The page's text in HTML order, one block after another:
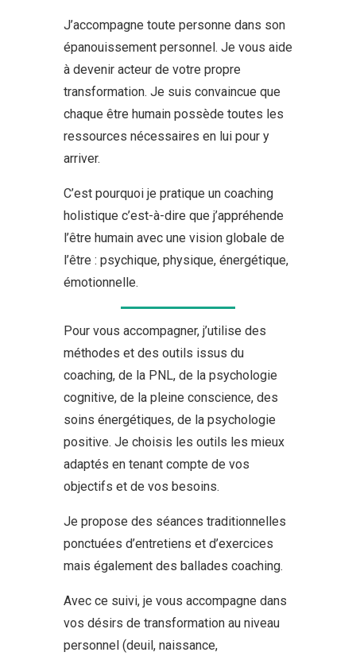
J’accompagne toute personne dans son
épanouissement personnel. Je vous aide
à devenir acteur de votre propre
transformation. Je suis convaincue que
chaque être humain possède toutes les
ressources nécessaires en lui pour y
arriver.
C’est pourquoi je pratique un coaching
holistique c’est-à-dire que j’appréhende
l’être humain avec une vision globale de
l’être : psychique, physique, énergétique,
émotionnelle.
Pour vous accompagner, j’utilise des
méthodes et des outils issus du
coaching, de la PNL, de la psychologie
cognitive, de la pleine conscience, des
soins énergétiques, de la psychologie
positive. Je choisis les outils les mieux
adaptés en tenant compte de vos
objectifs et de vos besoins.
Je propose des séances traditionnelles
ponctuées d’entretiens et d’exercices
mais également des ballades coaching.
Avec ce suivi, je vous accompagne dans
vos désirs de transformation au niveau
personnel (deuil, naissance,